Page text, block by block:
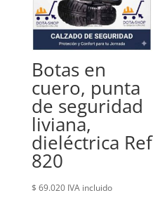
Botas en
cuero, punta
de seguridad
liviana,
dieléctrica Ref
820
$ 69.020 IVA incluido